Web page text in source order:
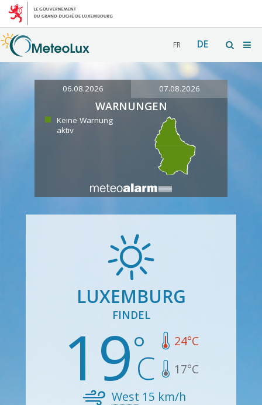
FR DE
06.08.2026 07.08.2026
WARNUNGEN
Keine Warnung
aktiv
LUXEMBURG
FINDEL
19 24°C
17°C
West 15 km/h